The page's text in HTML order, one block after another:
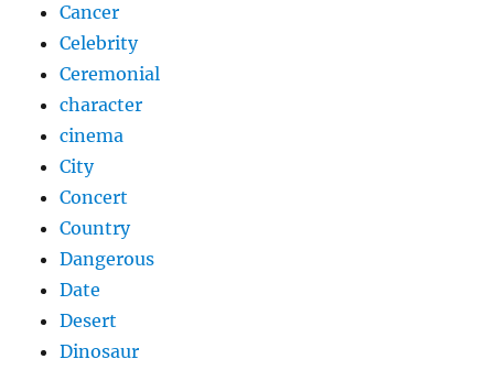
Cancer
Celebrity
Ceremonial
character
cinema
City
Concert
Country
Dangerous
Date
Desert
Dinosaur